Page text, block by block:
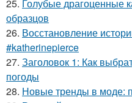
25. Голубые драгоценные
образцов
26. Восстановление
#katherinepierce
27. Заголовок 1: Как
погоды
28. Новые тренды в моде: